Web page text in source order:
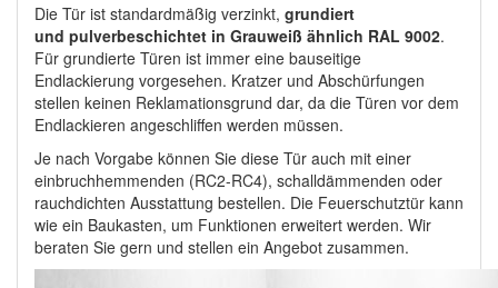
Die Tür ist standardmäßig verzinkt, grundiert
und pulverbeschichtet in Grauweiß ähnlich RAL 9002.
Für grundierte Türen ist immer eine bauseitige
Endlackierung vorgesehen. Kratzer und Abschürfungen
stellen keinen Reklamationsgrund dar, da die Türen vor dem
Endlackieren angeschliffen werden müssen.
Je nach Vorgabe können Sie diese Tür auch mit einer
einbruchhemmenden (RC2-RC4), schalldämmenden oder
rauchdichten Ausstattung bestellen. Die Feuerschutztür kann
wie ein Baukasten, um Funktionen erweitert werden. Wir
beraten Sie gern und stellen ein Angebot zusammen.